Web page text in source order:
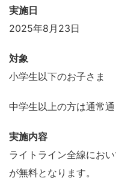
実施日
2025年8月23日
対象
小学生以下のお子さま
中学生以上の方は通常通
実施内容
ライトライン全線にお
が無料となります。